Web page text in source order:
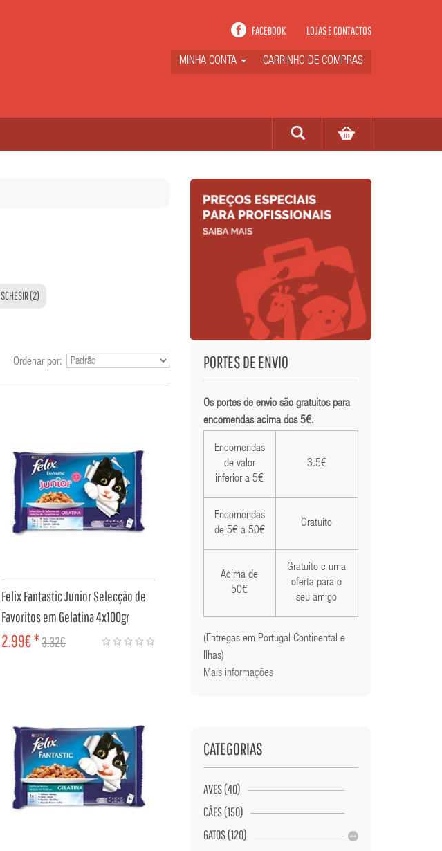
LOJAS E CONTACTOS
FACEBOOK
MINHA CONTA CARRINHO DE COMPRAS
SCHESIR (2)
Ordenar por:
Felix Fantastic Junior Selecção de
Favoritos em Gelatina 4x100gr
2.99€ *3.32€
PORTES DE ENVIO
Os portes de envio são gratuitos para
encomendas acima dos 5€.
Encomendas
de valor
inferior a 5€
3.5€
Encomendas
de 5€ a 50€
Gratuito
Acima de
50€
Gratuito e uma
oferta para o
seu amigo
(Entregas em Portugal Continental e
Ilhas)
Mais informações
CATEGORIAS
AVES (40)
CÃES (150)
GATOS (120)